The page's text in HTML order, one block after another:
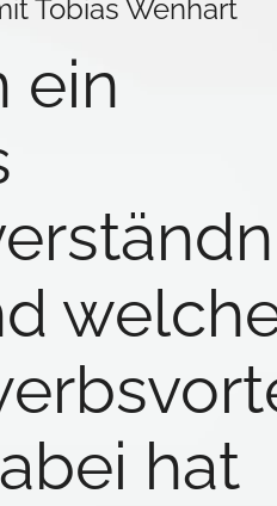
Tobias Wenhart
ein
hat